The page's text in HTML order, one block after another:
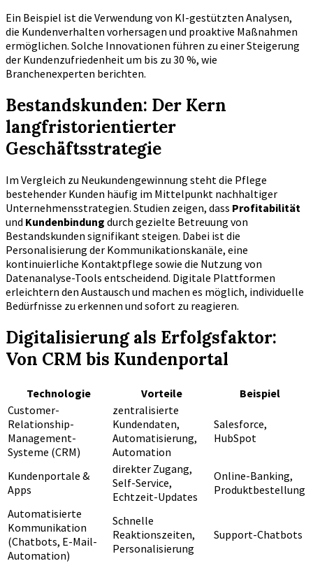
Ein Beispiel ist die Verwendung von KI-gestützten Analysen,
die Kundenverhalten vorhersagen und proaktive Maßnahmen
ermöglichen. Solche Innovationen führen zu einer Steigerung
der Kundenzufriedenheit um bis zu 30 %, wie
Branchenexperten berichten.
Bestandskunden: Der Kern
langfristorientierter
Geschäftsstrategie
Im Vergleich zu Neukundengewinnung steht die Pflege
bestehender Kunden häufig im Mittelpunkt nachhaltiger
Unternehmensstrategien. Studien zeigen, dass Profitabilität
und Kundenbindung durch gezielte Betreuung von
Bestandskunden signifikant steigen. Dabei ist die
Personalisierung der Kommunikationskanäle, eine
kontinuierliche Kontaktpflege sowie die Nutzung von
Datenanalyse-Tools entscheidend. Digitale Plattformen
erleichtern den Austausch und machen es möglich, individuelle
Bedürfnisse zu erkennen und sofort zu reagieren.
Digitalisierung als Erfolgsfaktor:
Von CRM bis Kundenportal
Technologie Vorteile
Beispiel
Customer-
Relationship-
Management-
Systeme (CRM)
zentralisierte
Kundendaten,
Automatisierung,
Automation
Salesforce,
HubSpot
Kundenportale &
Apps
direkter Zugang,
Self-Service,
Echtzeit-Updates
Online-Banking,
Produktbestellung
Automatisierte
Kommunikation
(Chatbots, E-Mail-
Automation)
Schnelle
Reaktionszeiten,
Personalisierung
Support-Chatbots